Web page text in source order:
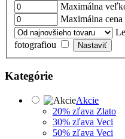
Maximálna
Maximálna cena
fotografiou
Kategórie
Akcie
20% zľava Zlato
30% zľava Veci
50% zľava Veci